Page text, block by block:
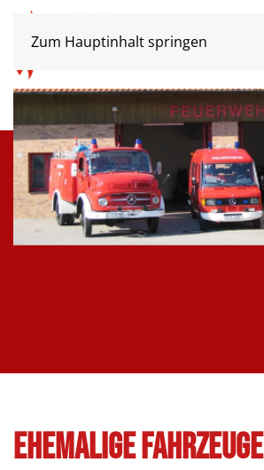
Zum Hauptinhalt springen
ehemalige Fahrzeuge